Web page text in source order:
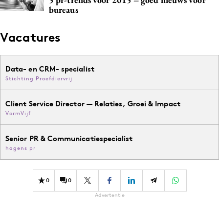
bureaus
Vacatures
Data- en CRM- specialist
Stichting Proefdiervrij
Client Service Director — Relaties, Groei & Impact
VormVijf
Senior PR & Communicatiespecialist
hagens pr
0 0
Advertentie